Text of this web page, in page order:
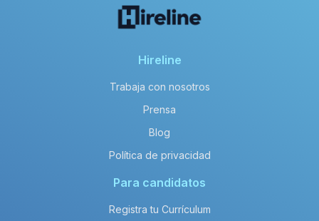
Hireline
Trabaja con nosotros
Prensa
Blog
Política de privacidad
Para candidatos
Registra tu Currículum